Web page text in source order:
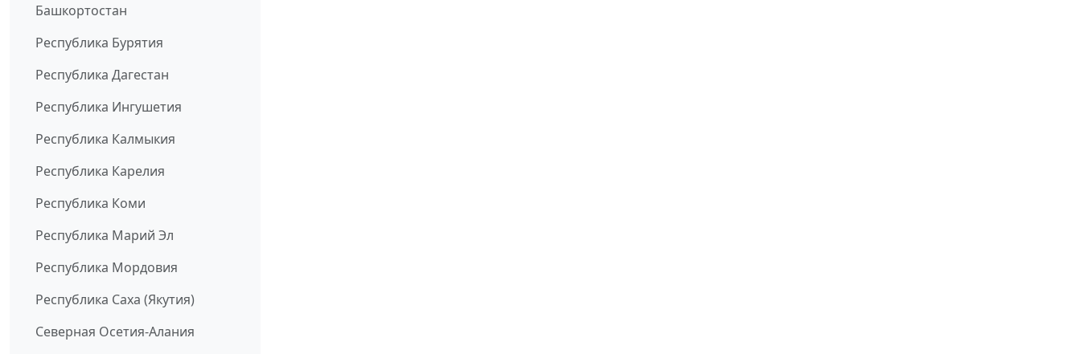
Башкортостан
Республика Бурятия
Республика Дагестан
Республика Ингушетия
Республика Калмыкия
Республика Карелия
Республика Коми
Республика Марий Эл
Республика Мордовия
Республика Саха (Якутия)
Северная Осетия-Алания